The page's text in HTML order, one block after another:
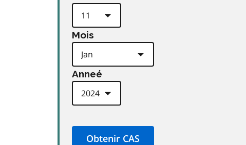
Mois
Anneé